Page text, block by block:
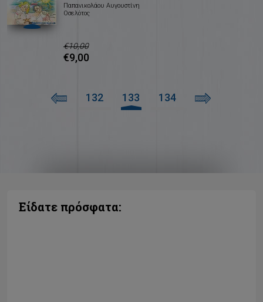
Παπανικολάου Αυγουστίνη
Οσελότος
€10,00
€9,00
132 133 134
Είδατε πρόσφατα: